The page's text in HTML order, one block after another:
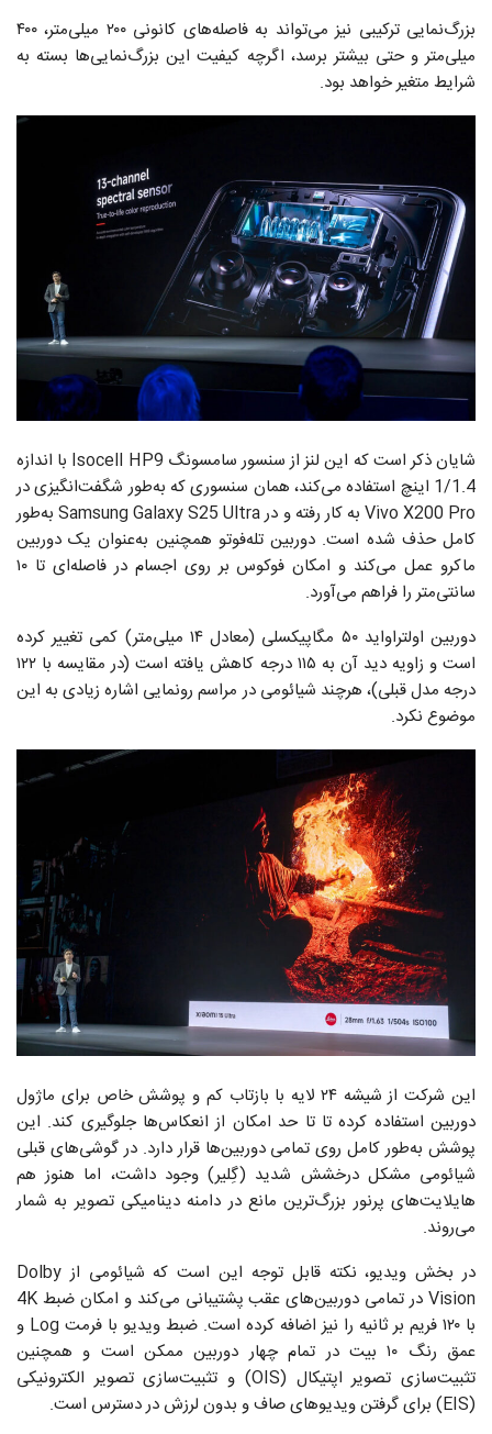
بزرگ‌نمایی ترکیبی نیز می‌تواند به فاصله‌های کانونی ۲۰۰ میلی‌متر، ۴۰۰
میلی‌متر و حتی بیشتر برسد، اگرچه کیفیت این بزرگ‌نمایی‌ها بسته به
شرایط متغیر خواهد بود.
شایان ذکر است که این لنز از سنسور سامسونگ Isocell HP9 با اندازه
1/1.4 اینچ استفاده می‌کند، همان سنسوری که به‌طور شگفت‌انگیزی در
Vivo X200 Pro به کار رفته و در Samsung Galaxy S25 Ultra به‌طور
کامل حذف شده است. دوربین تله‌فوتو همچنین به‌عنوان یک دوربین
ماکرو عمل می‌کند و امکان فوکوس بر روی اجسام در فاصله‌ای تا ۱۰
سانتی‌متر را فراهم می‌آورد.
دوربین اولتراواید ۵۰ مگاپیکسلی (معادل ۱۴ میلی‌متر) کمی تغییر کرده
است و زاویه دید آن به ۱۱۵ درجه کاهش یافته است (در مقایسه با ۱۲۲
درجه مدل قبلی)، هرچند شیائومی در مراسم رونمایی اشاره زیادی به این
موضوع نکرد.
این شرکت از شیشه ۲۴ لایه با بازتاب کم و پوشش خاص برای ماژول
دوربین استفاده کرده تا تا حد امکان از انعکاس‌ها جلوگیری کند. این
پوشش به‌طور کامل روی تمامی دوربین‌ها قرار دارد. در گوشی‌های قبلی
شیائومی مشکل درخشش شدید (گِلیر) وجود داشت، اما هنوز هم
هایلایت‌های پرنور بزرگ‌ترین مانع در دامنه دینامیکی تصویر به شمار
می‌روند.
در بخش ویدیو، نکته قابل توجه این است که شیائومی از Dolby
Vision در تمامی دوربین‌های عقب پشتیبانی می‌کند و امکان ضبط 4K
با ۱۲۰ فریم بر ثانیه را نیز اضافه کرده است. ضبط ویدیو با فرمت Log و
عمق رنگ ۱۰ بیت در تمام چهار دوربین ممکن است و همچنین
تثبیت‌سازی تصویر اپتیکال (OIS) و تثبیت‌سازی تصویر الکترونیکی
(EIS) برای گرفتن ویدیوهای صاف و بدون لرزش در دسترس است.